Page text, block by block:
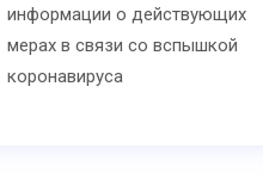
информации о действующих
мерах в связи со вспышкой
коронавируса